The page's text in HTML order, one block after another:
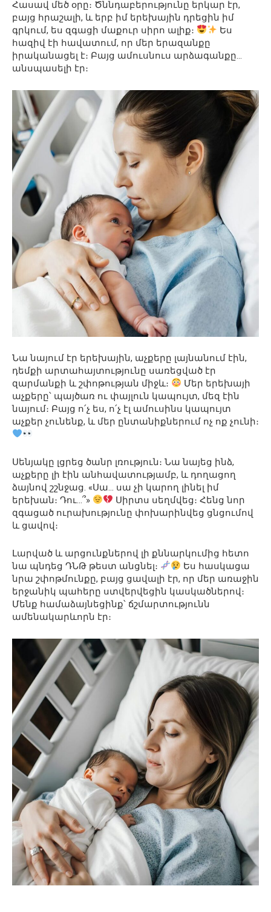
Հասավ մեծ օրը։ Ծննդաբերությունը երկար էր,
բայց հրաշալի, և երբ իմ երեխային դրեցին իմ
գրկում, ես զգացի մաքուր սիրո ալիք։
Ես
հազիվ էի հավատում, որ մեր երազանքը
իրականացել է։ Բայց ամուսնուս արձագանքը…
անսպասելի էր։
Նա նայում էր երեխային, աչքերը լայնանում էին,
դեմքի արտահայտությունը սառեցված էր
զարմանքի և շփոթության միջև։
Մեր երեխայի
աչքերը՝ պայծառ ու փայլուն կապույտ, մեզ էին
նայում։ Բայց ո՛չ ես, ո՛չ էլ ամուսինս կապույտ
աչքեր չունենք, և մեր ընտանիքներում ոչ ոք չունի։
Սենյակը լցրեց ծանր լռություն։ Նա նայեց ինձ,
աչքերը լի էին անհավատությամբ, և դողացող
ձայնով շշնջաց. «Սա… սա չի կարող լինել իմ
երեխան։ Դու…՞»
Սիրտս սեղմվեց։ Հենց նոր
զգացած ուրախությունը փոխարինվեց ցնցումով
և ցավով։
Լարված և արցունքներով լի քննարկումից հետո
նա պնդեց ԴՆԹ թեստ անցնել։
Ես հասկացա
նրա շփոթմունքը, բայց ցավալի էր, որ մեր առաջին
երջանիկ պահերը ստվերվեցին կասկածներով։
Մենք համաձայնեցինք՝ ճշմարտությունն
ամենակարևորն էր։